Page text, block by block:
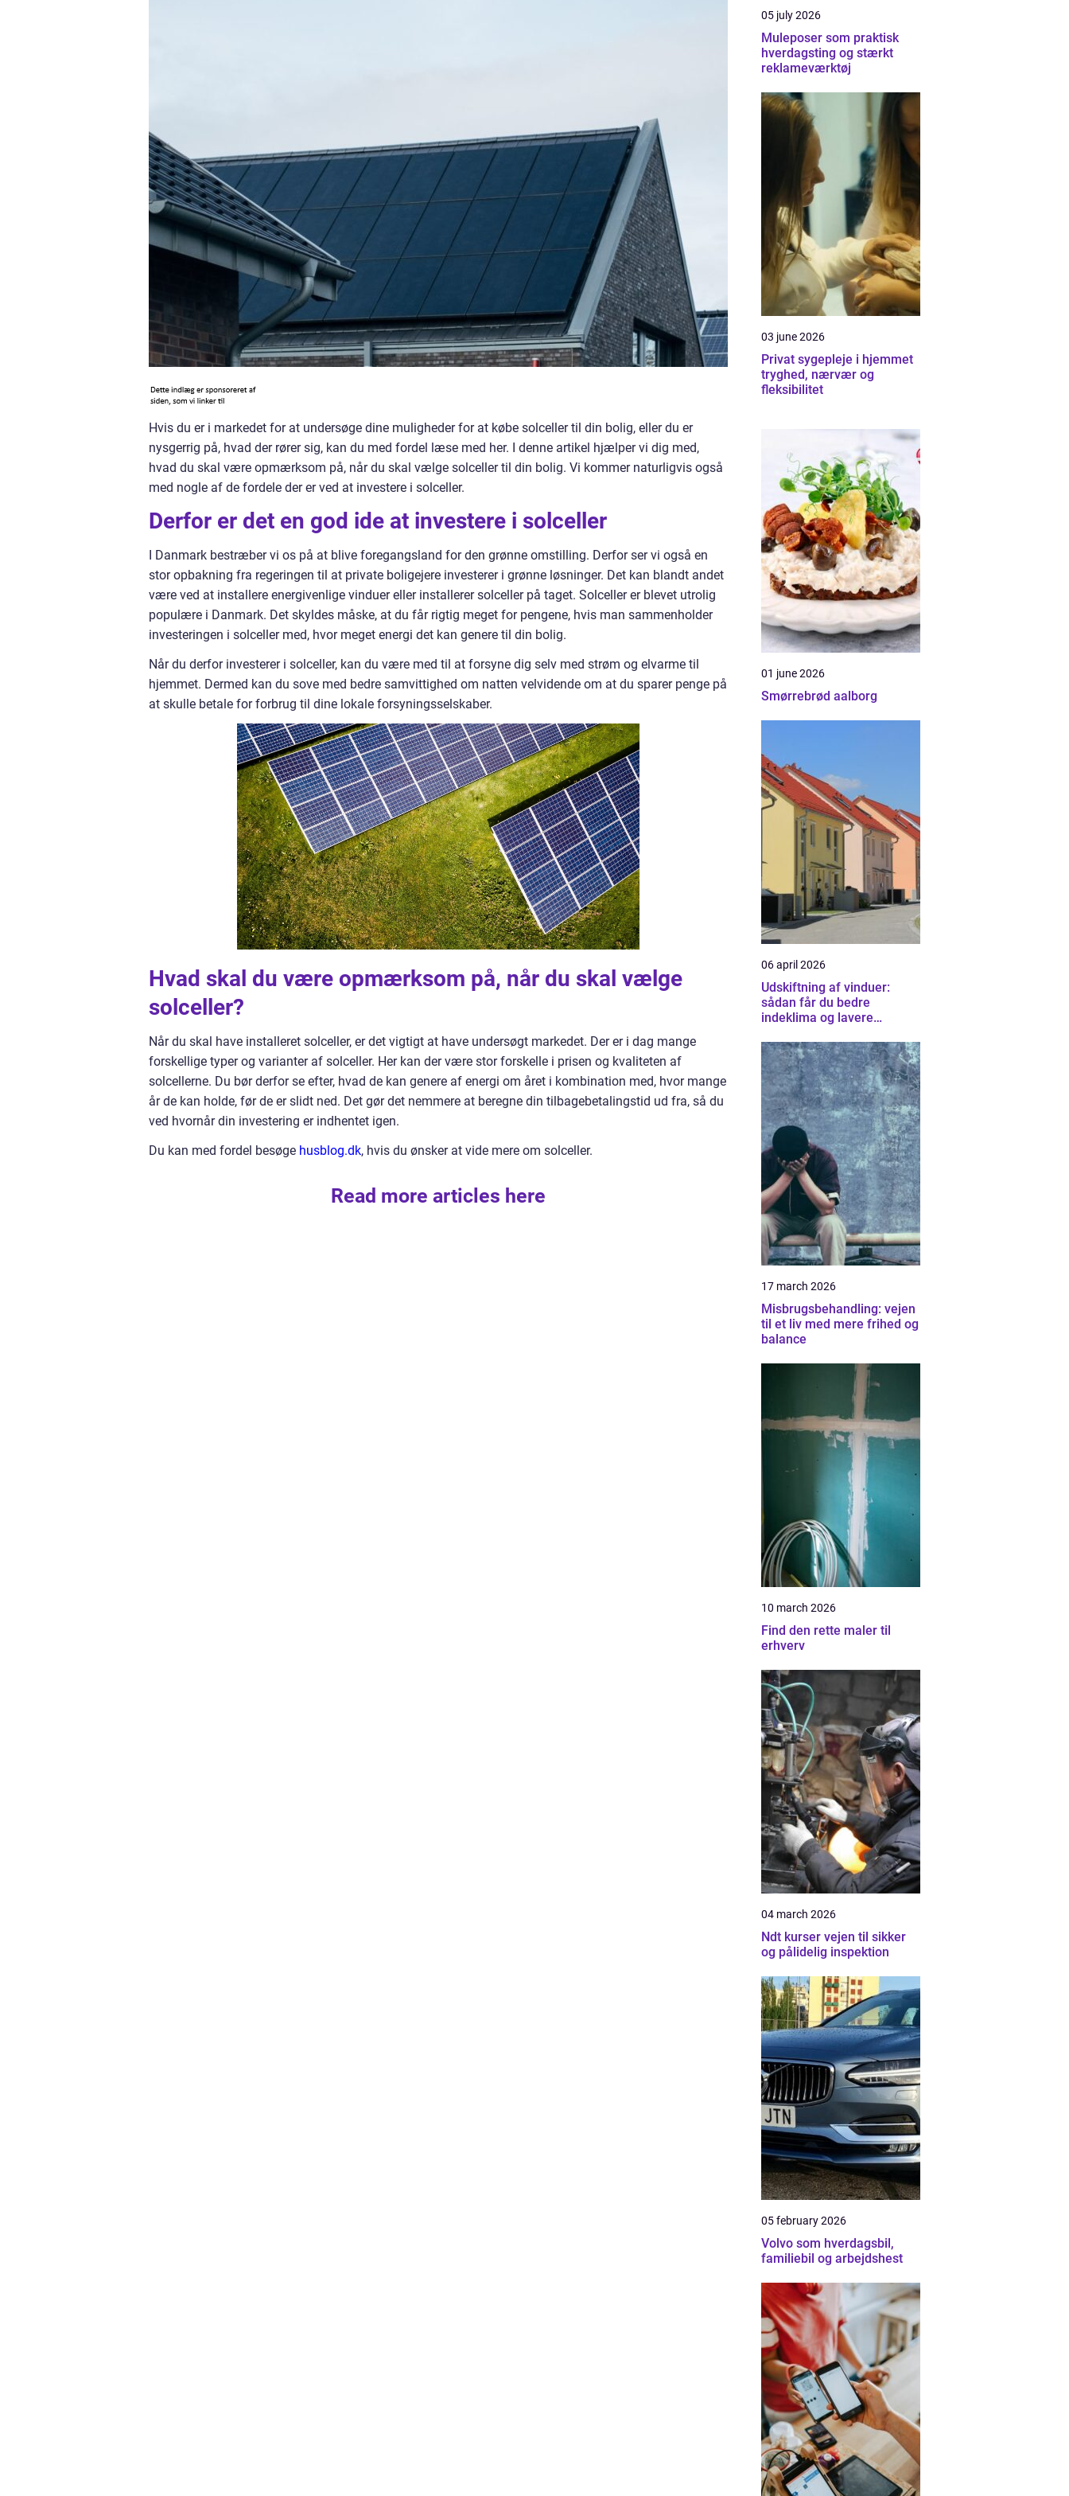
Hvis du er i markedet for at undersøge dine muligheder for at købe solceller til din bolig, eller du er
nysgerrig på, hvad der rører sig, kan du med fordel læse med her. I denne artikel hjælper vi dig med,
hvad du skal være opmærksom på, når du skal vælge solceller til din bolig. Vi kommer naturligvis også
med nogle af de fordele der er ved at investere i solceller.
Derfor er det en god ide at investere i solceller
I Danmark bestræber vi os på at blive foregangsland for den grønne omstilling. Derfor ser vi også en
stor opbakning fra regeringen til at private boligejere investerer i grønne løsninger. Det kan blandt andet
være ved at installere energivenlige vinduer eller installerer solceller på taget. Solceller er blevet utrolig
populære i Danmark. Det skyldes måske, at du får rigtig meget for pengene, hvis man sammenholder
investeringen i solceller med, hvor meget energi det kan genere til din bolig.
Når du derfor investerer i solceller, kan du være med til at forsyne dig selv med strøm og elvarme til
hjemmet. Dermed kan du sove med bedre samvittighed om natten velvidende om at du sparer penge på
at skulle betale for forbrug til dine lokale forsyningsselskaber.
Hvad skal du være opmærksom på, når du skal vælge
solceller?
Når du skal have installeret solceller, er det vigtigt at have undersøgt markedet. Der er i dag mange
forskellige typer og varianter af solceller. Her kan der være stor forskelle i prisen og kvaliteten af
solcellerne. Du bør derfor se efter, hvad de kan genere af energi om året i kombination med, hvor mange
år de kan holde, før de er slidt ned. Det gør det nemmere at beregne din tilbagebetalingstid ud fra, så du
ved hvornår din investering er indhentet igen.
Du kan med fordel besøge husblog.dk, hvis du ønsker at vide mere om solceller.
Read more articles here
05 july 2026
Muleposer som praktisk
hverdagsting og stærkt
reklameværktøj
03 june 2026
Privat sygepleje i hjemmet
tryghed, nærvær og
fleksibilitet
01 june 2026
Smørrebrød aalborg
06 april 2026
Udskiftning af vinduer:
sådan får du bedre
indeklima og lavere
17 march 2026
Misbrugsbehandling: vejen
til et liv med mere frihed og
balance
10 march 2026
Find den rette maler til
erhverv
04 march 2026
Ndt kurser vejen til sikker
og pålidelig inspektion
05 february 2026
Volvo som hverdagsbil,
familiebil og arbejdshest